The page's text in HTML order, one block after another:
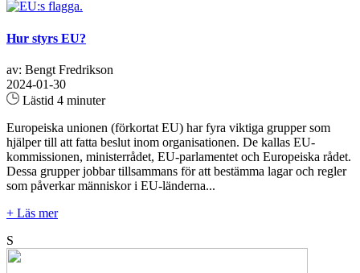
Hur styrs EU?
av: Bengt Fredrikson
2024-01-30
Lästid 4 minuter
Europeiska unionen (förkortat EU) har fyra viktiga grupper som
hjälper till att fatta beslut inom organisationen. De kallas EU-
kommissionen, ministerrådet, EU-parlamentet och Europeiska rådet.
Dessa grupper jobbar tillsammans för att bestämma lagar och regler
som påverkar människor i EU-länderna...
+ Läs mer
S